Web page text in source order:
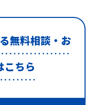
無料相談・お
こちら